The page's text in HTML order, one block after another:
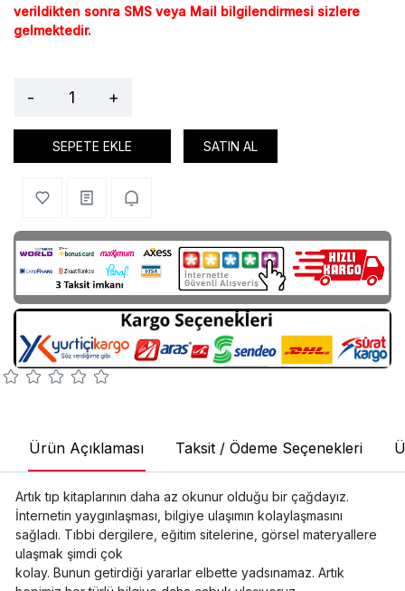
verildikten sonra SMS veya Mail bilgilendirmesi sizlere
gelmektedir.
- +
SEPETE EKLE SATIN AL
Ürün Açıklaması Taksit / Ödeme Seçenekleri
Artık tıp kitaplarının daha az okunur olduğu bir çağdayız.
İnternetin yaygınlaşması, bilgiye ulaşımın kolaylaşmasını
sağladı. Tıbbi dergilere, eğitim sitelerine, görsel materyallere
ulaşmak şimdi çok
kolay. Bunun getirdiği yararlar elbette yadsınamaz. Artık